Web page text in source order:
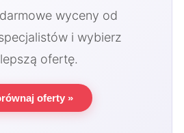
wyceny od
i wybierz
ofertę.
oferty »